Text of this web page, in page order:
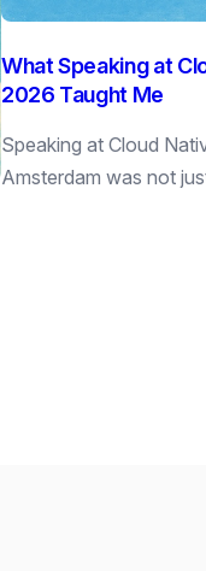
What Speaking at
2026 Taught Me
Speaking at Cloud
Amsterdam was not